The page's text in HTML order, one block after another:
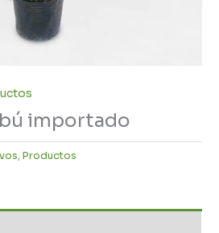
importado
,Productos